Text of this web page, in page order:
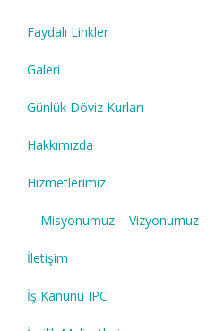
Faydalı Linkler
Galeri
Günlük Döviz Kurları
Hakkımızda
Hizmetlerimiz
Misyonumuz – Vizyonumuz
İletişim
İş Kanunu IPC